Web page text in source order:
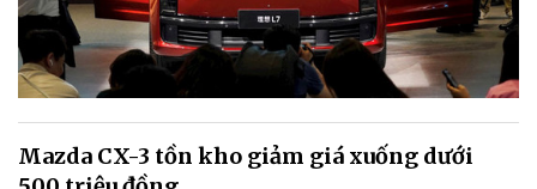
Mazda CX-3 tồn kho giảm giá xuống dưới